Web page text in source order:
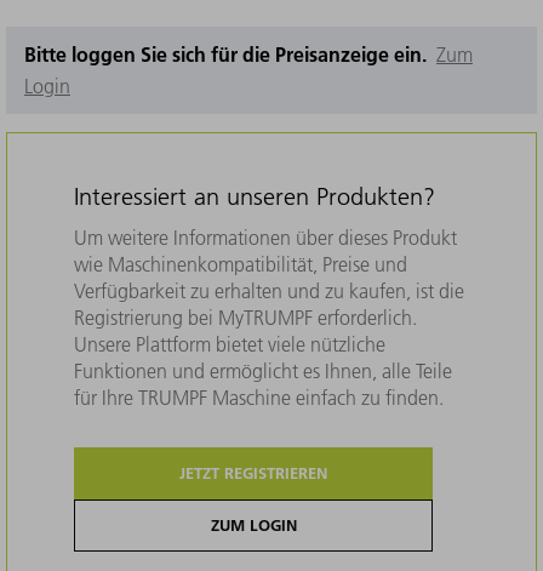
Bitte loggen Sie sich für die Preisanzeige ein. Zum
Login
Interessiert an unseren Produkten?
Um weitere Informationen über dieses Produkt
wie Maschinenkompatibilität, Preise und
Verfügbarkeit zu erhalten und zu kaufen, ist die
Registrierung bei MyTRUMPF erforderlich.
Unsere Plattform bietet viele nützliche
Funktionen und ermöglicht es Ihnen, alle Teile
für Ihre TRUMPF Maschine einfach zu finden.
JETZT REGISTRIEREN
ZUM LOGIN